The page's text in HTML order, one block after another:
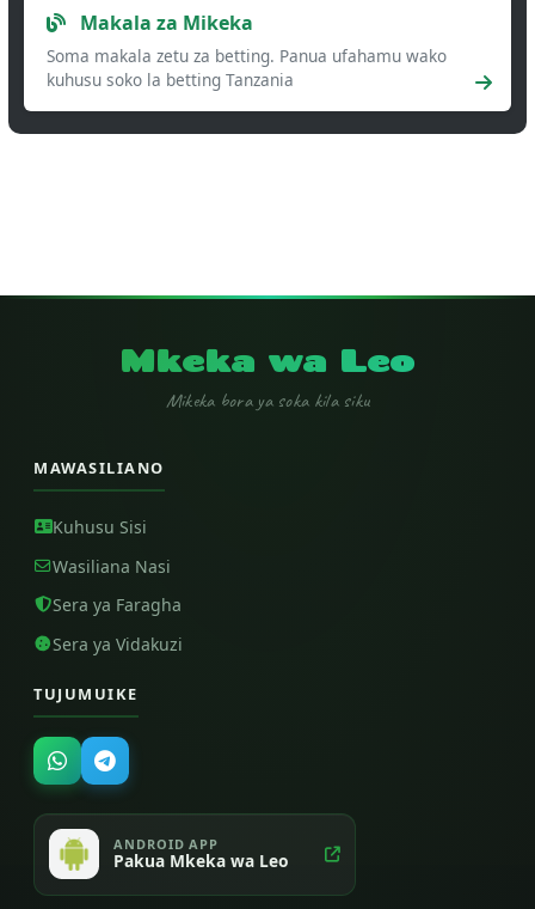
Makala za Mikeka
Soma makala zetu za betting. Panua ufahamu wako
kuhusu soko la betting Tanzania
Mkeka wa Leo
Mikeka bora ya soka kila siku
MAWASILIANO
Kuhusu Sisi
Wasiliana Nasi
Sera ya Faragha
Sera ya Vidakuzi
TUJUMUIKE
ANDROID APP
Pakua Mkeka wa Leo